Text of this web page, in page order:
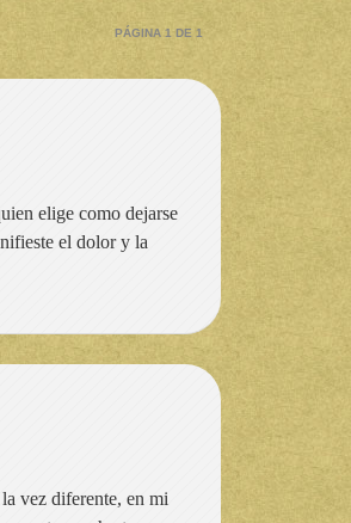
PÁGINA 1 DE 1
elige como dejarse
el dolor y la
vez diferente, en mi